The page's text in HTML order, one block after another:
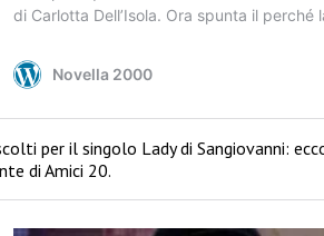
per il singolo Lady di Sangiovanni:
di Amici 20.